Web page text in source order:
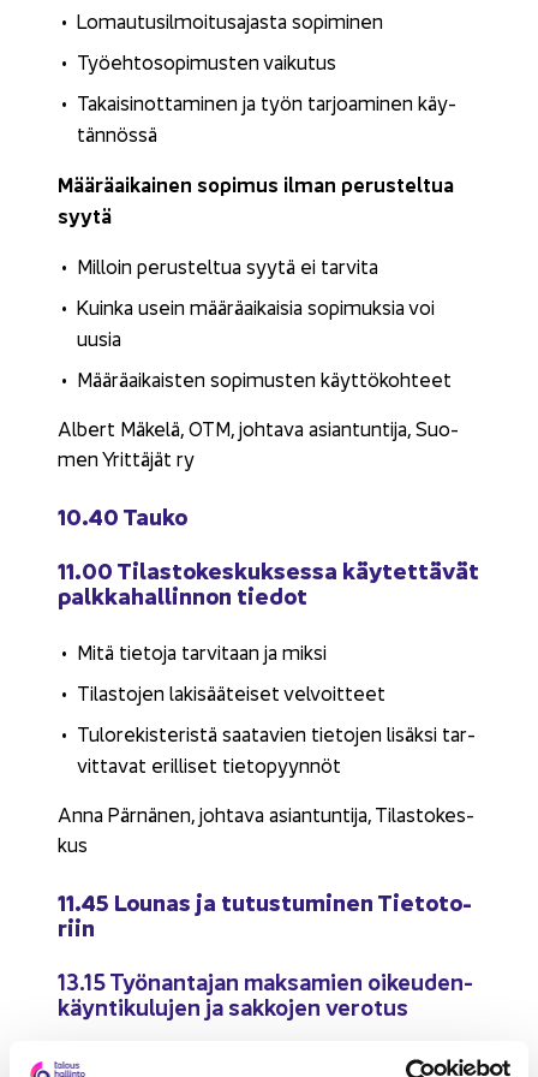
Lo­mau­tusil­moi­tusa­jas­ta so­pi­mi­nen
Työ­eh­to­so­pi­mus­ten vai­ku­tus
Ta­kai­si­not­ta­mi­nen ja työn tar­joa­mi­nen käy­
tän­nös­sä
Mää­rä­ai­kai­nen so­pi­mus ilman pe­rus­tel­tua
syytä
Mil­loin pe­rus­tel­tua syytä ei tar­vi­ta
Kuin­ka usein mää­rä­ai­kai­sia so­pi­muk­sia voi
uusia
Mää­rä­ai­kais­ten so­pi­mus­ten käyt­tö­koh­teet
Al­bert Mä­ke­lä, OTM, joh­ta­va asian­tun­ti­ja, Suo­
men Yrit­tä­jät ry
10.40 Tauko
11.00 Ti­las­to­kes­kuk­ses­sa käy­tet­tä­vät
palk­ka­hal­lin­non tie­dot
Mitä tie­to­ja tar­vi­taan ja miksi
Ti­las­to­jen la­ki­sää­tei­set vel­voit­teet
Tu­lo­re­kis­te­ris­tä saa­ta­vien tie­to­jen li­säk­si tar­
vit­ta­vat eril­li­set tie­to­pyyn­nöt
Anna Pär­nä­nen, joh­ta­va asian­tun­ti­ja, Ti­las­to­kes­
kus
11.45 Lou­nas ja tu­tus­tu­mi­nen Tie­to­to­
riin
13.15 Työ­nan­ta­jan mak­sa­mien oi­keu­den­
käyn­ti­ku­lu­jen ja sak­ko­jen ve­ro­tus
Uusi oi­keu­den­käyn­ti­ku­lu­jen kor­vaa­mis­ta kos­